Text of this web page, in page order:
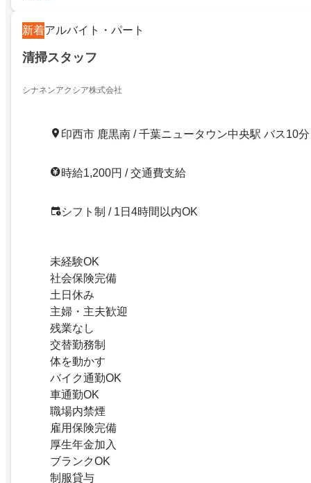
新着アルバイト・パート
清掃スタッフ
シナネンアクシア株式会社
印西市 鹿黒南 / 千葉ニュータウン中央駅 バス10分
時給1,200円 / 交通費支給
シフト制 / 1日4時間以内OK
未経験OK
社会保険完備
土日休み
主婦・主夫歓迎
残業なし
交替勤務制
体を動かす
バイク通勤OK
車通勤OK
職場内禁煙
雇用保険完備
厚生年金加入
ブランクOK
制服貸与